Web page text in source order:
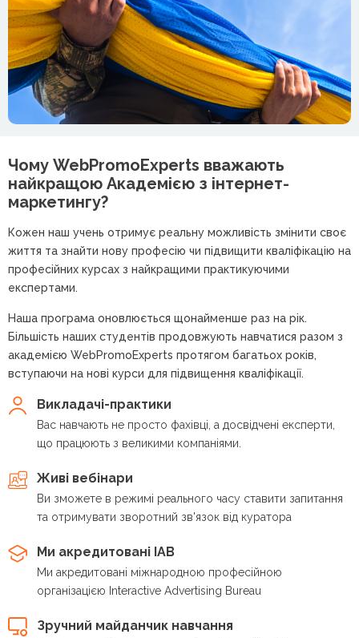
Чому WebPromoExperts вважають
найкращою Академією з інтернет-
маркетингу?
Кожен наш учень отримує реальну можливість змінити своє
життя та знайти нову професію чи підвищити кваліфікацію на
професійних курсах з найкращими практикуючими
експертами.
Наша програма оновлюється щонайменше раз на рік.
Більшість наших студентів продовжують навчатися разом з
академією WebPromoExperts протягом багатьох років,
вступаючи на нові курси для підвищення кваліфікації.
Викладачі-практики
Вас навчають не просто фахівці, а досвідчені експерти,
що працюють з великими компаніями.
Живі вебінари
Ви зможете в режимі реального часу ставити запитання
та отримувати зворотний зв'язок від куратора
Ми акредитовані IAB
Ми акредитовані міжнародною професійною
організацією Interactive Advertising Bureau
Зручний майданчик навчання